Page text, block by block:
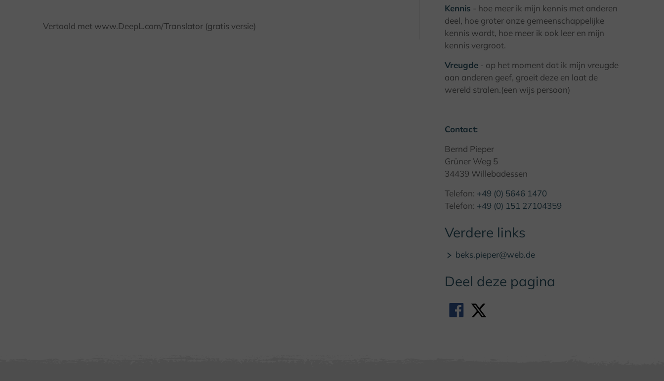
Vertaald met www.DeepL.com/Translator (gratis versie)
Kennis - hoe meer ik mijn kennis met anderen
deel, hoe groter onze gemeenschappelijke
kennis wordt, hoe meer ik ook leer en mijn
kennis vergroot.
Vreugde - op het moment dat ik mijn vreugde
aan anderen geef, groeit deze en laat de
wereld stralen.(een wijs persoon)
Contact:
Bernd Pieper
Grüner Weg 5
34439 Willebadessen
Telefon: +49 (0) 5646 1470
Telefon: +49 (0) 151 27104359
Verdere links
beks.pieper@web.de
Deel deze pagina